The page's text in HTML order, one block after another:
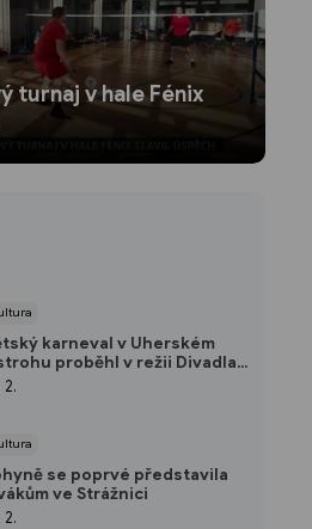
turnaj v hale Fénix
karneval v Uherském
proběhl v režii Divadla
2.
se poprvé představila
ve Strážnici
2.